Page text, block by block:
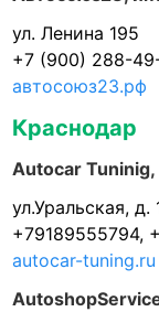
ул. Ленина 195
+7 (900) 288-
автосоюз23.рф
Краснодар
Autocar Tuninig,
ул.Уральская, д.
+79189555794,
autocar-tuning.ru